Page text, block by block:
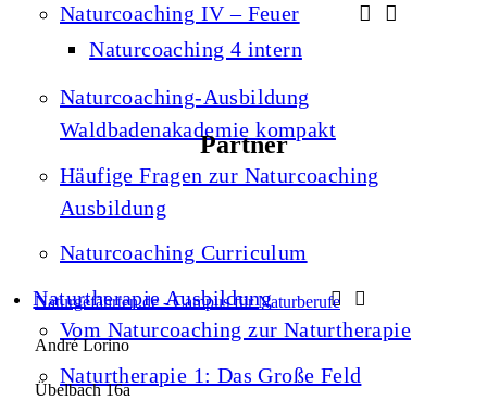
Naturcoaching IV – Feuer
Naturcoaching 4 intern
Naturcoaching-Ausbildung
Waldbadenakademie kompakt
Häufige Fragen zur Naturcoaching
Ausbildung
Naturcoaching Curriculum
Naturtherapie Ausbildung
Vom Naturcoaching zur Naturtherapie
Naturtherapie 1: Das Große Feld
f
Partner
Naturgefährten.de - Campus für Naturberufe
André Lorino
Übelbach 16a